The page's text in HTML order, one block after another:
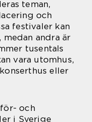
teman,
och
festivaler kan
andra är
tusentals
vara utomhus,
eller
och
i Sverige